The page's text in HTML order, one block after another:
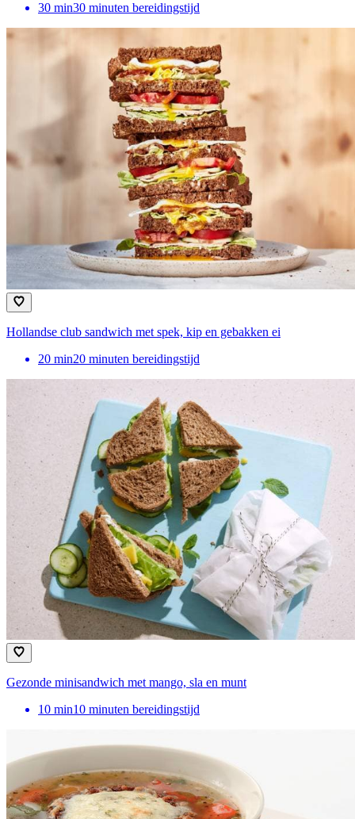
30 min30 minuten bereidingstijd
Hollandse club sandwich met spek, kip en gebakken ei
20 min20 minuten bereidingstijd
Gezonde minisandwich met mango, sla en munt
10 min10 minuten bereidingstijd